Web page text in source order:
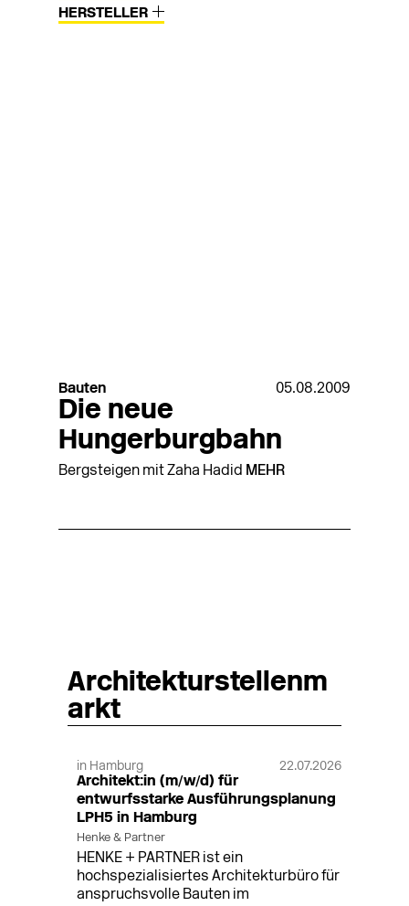
HERSTELLER
Bauten 05.08.2009
Die neue
Hungerburgbahn
Bergsteigen mit Zaha Hadid MEHR
Architekturstellenm
arkt
in Hamburg 22.07.2026
Architekt:in (m/w/d) für
entwurfsstarke Ausführungsplanung
LPH5 in Hamburg
Henke & Partner
HENKE + PARTNER ist ein
hochspezialisiertes Architekturbüro für
anspruchsvolle Bauten im